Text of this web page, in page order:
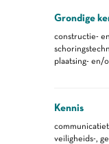
Grondige
constructie-
plaatsing- en/
Kennis
veiligheids-,